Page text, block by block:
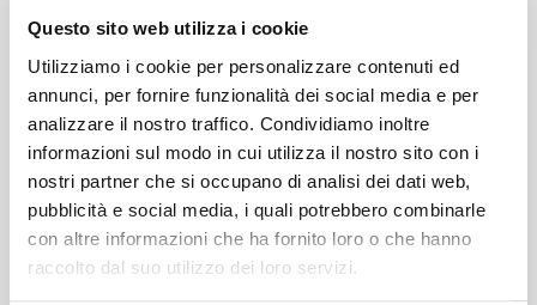
Questo sito web utilizza i cookie
Utilizziamo i cookie per personalizzare contenuti ed
annunci, per fornire funzionalità dei social media e per
analizzare il nostro traffico. Condividiamo inoltre
informazioni sul modo in cui utilizza il nostro sito con i
nostri partner che si occupano di analisi dei dati web,
pubblicità e social media, i quali potrebbero combinarle
con altre informazioni che ha fornito loro o che hanno
raccolto dal suo utilizzo dei loro servizi.
Allegro moderato[Symphony No. 3
in C Minor, Op. 78, R. 176 - "Organ
Symphony"]
07:27
Gaston Litaize, Chicago Symphony Orchestra, Daniel
Barenboim
3. Maestoso - Allegro[Symphony
SIAMO
CONTATTI